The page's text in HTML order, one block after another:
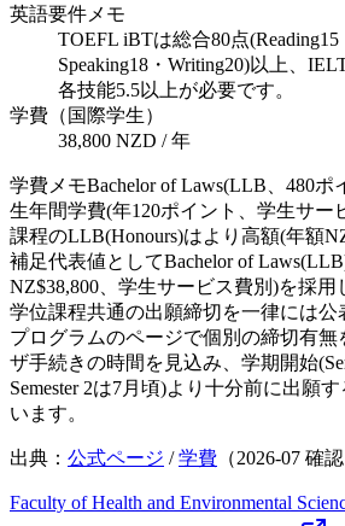
英語要件メモ
TOEFL iBTは総合80点(Reading15
Speaking18・Writing20)以上、
各技能5.5以上が必要です。
学費（国際学生）
38,800 NZD / 年
学費メモBachelor of Laws(LLB、480
生年間学費(年120ポイント、学生サー
課程のLLB(Honours)はより高額(年額
補足代表値としてBachelor of
NZ$38,800、学生サービス費別)を採
学位課程共通の出願締切を一律には公
プログラムのページで個別の締切有
ザ手続きの時間を見込み、学期開始
Semester 2は7月頃)より十分前に出願
います。
出典： 公式ページ /学費 （2026-07 確認
Faculty of Health and Environmental